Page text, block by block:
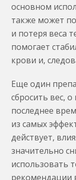
основном
также может
и потеря веса
помогает
крови и,
Еще один
сбросить вес,
последнее
из самых
действует,
значительно
использовать
рекомендации